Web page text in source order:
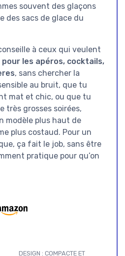
souvent des glaçons
des sacs de glace du
à ceux qui veulent
les apéros, cocktails,
, sans chercher la
au bruit, que tu
mat et chic, ou que tu
très grosses soirées,
modèle plus haut de
plus costaud. Pour un
ça fait le job, sans être
pratique pour qu’on
DESIGN : COMPACTE ET